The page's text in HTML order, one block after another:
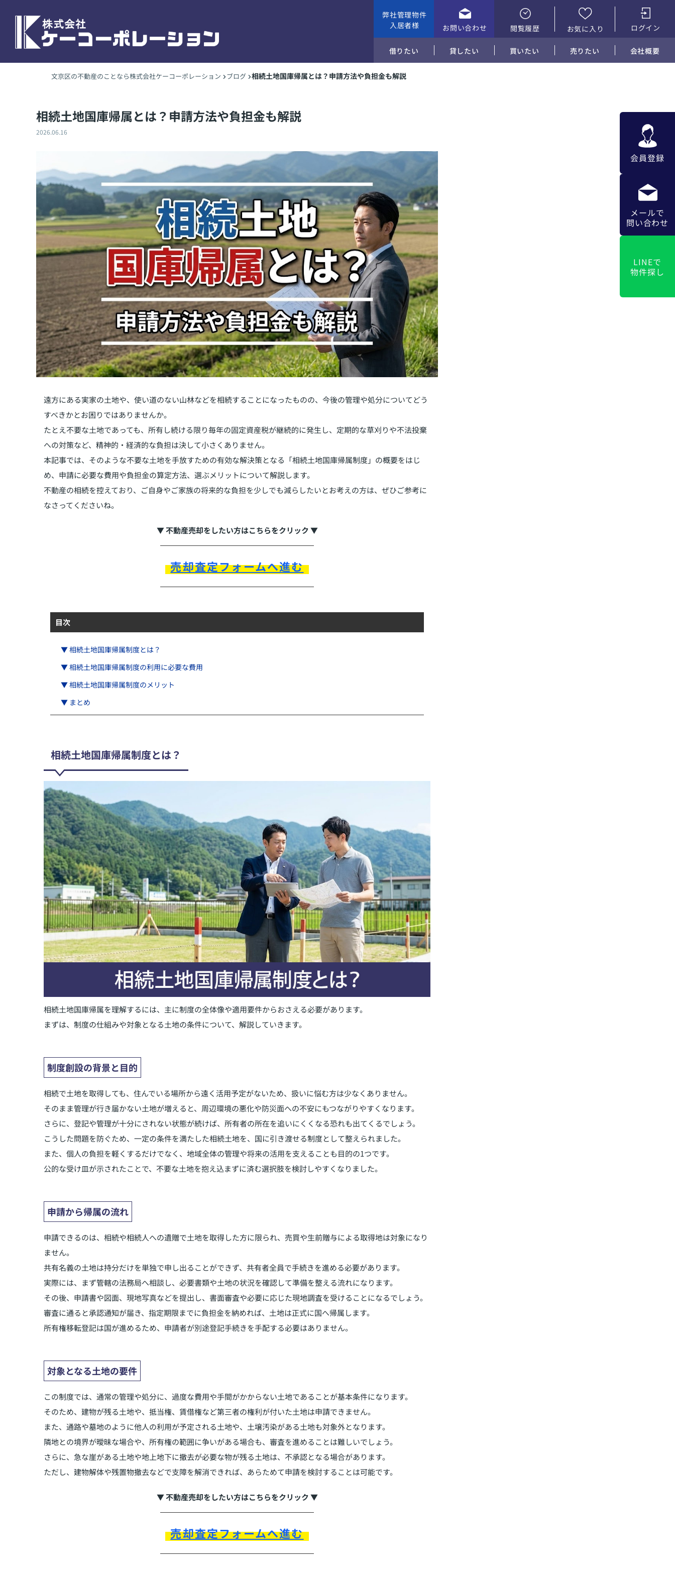
弊社管理物件
入居者様
お問い合わせ 閲覧履歴 お気に入り ログイン
借りたい 貸したい 買いたい 売りたい 会社概要
会員登録
メールで
問い合わせ
LINEで
物件探し
文京区の不動産のことなら株式会社ケーコーポレーション ブログ 相続土地国庫帰属とは？申請方法や負担金も解説
相続土地国庫帰属とは？申請方法や負担金も解説
2026.06.16
遠方にある実家の土地や、使い道のない山林などを相続することになったものの、今後の管理や処分についてどう
すべきかとお困りではありませんか。
たとえ不要な土地であっても、所有し続ける限り毎年の固定資産税が継続的に発生し、定期的な草刈りや不法投棄
への対策など、精神的・経済的な負担は決して小さくありません。
本記事では、そのような不要な土地を手放すための有効な解決策となる「相続土地国庫帰属制度」の概要をはじ
め、申請に必要な費用や負担金の算定方法、選ぶメリットについて解説します。
不動産の相続を控えており、ご自身やご家族の将来的な負担を少しでも減らしたいとお考えの方は、ぜひご参考に
なさってくださいね。
▼ 不動産売却をしたい方はこちらをクリック ▼
売却査定フォームへ進む
目次
▼ 相続土地国庫帰属制度とは？
▼ 相続土地国庫帰属制度の利用に必要な費用
▼ 相続土地国庫帰属制度のメリット
▼ まとめ
相続土地国庫帰属制度とは？
相続土地国庫帰属を理解するには、主に制度の全体像や適用要件からおさえる必要があります。
まずは、制度の仕組みや対象となる土地の条件について、解説していきます。
制度創設の背景と目的
相続で土地を取得しても、住んでいる場所から遠く活用予定がないため、扱いに悩む方は少なくありません。
そのまま管理が行き届かない土地が増えると、周辺環境の悪化や防災面への不安にもつながりやすくなります。
さらに、登記や管理が十分にされない状態が続けば、所有者の所在を追いにくくなる恐れも出てくるでしょう。
こうした問題を防ぐため、一定の条件を満たした相続土地を、国に引き渡せる制度として整えられました。
また、個人の負担を軽くするだけでなく、地域全体の管理や将来の活用を支えることも目的の1つです。
公的な受け皿が示されたことで、不要な土地を抱え込まずに済む選択肢を検討しやすくなりました。
申請から帰属の流れ
申請できるのは、相続や相続人への遺贈で土地を取得した方に限られ、売買や生前贈与による取得地は対象になり
ません。
共有名義の土地は持分だけを単独で申し出ることができず、共有者全員で手続きを進める必要があります。
実際には、まず管轄の法務局へ相談し、必要書類や土地の状況を確認して準備を整える流れになります。
その後、申請書や図面、現地写真などを提出し、書面審査や必要に応じた現地調査を受けることになるでしょう。
審査に通ると承認通知が届き、指定期限までに負担金を納めれば、土地は正式に国へ帰属します。
所有権移転登記は国が進めるため、申請者が別途登記手続きを手配する必要はありません。
対象となる土地の要件
この制度では、通常の管理や処分に、過度な費用や手間がかからない土地であることが基本条件になります。
そのため、建物が残る土地や、抵当権、賃借権など第三者の権利が付いた土地は申請できません。
また、通路や墓地のように他人の利用が予定される土地や、土壌汚染がある土地も対象外となります。
隣地との境界が曖昧な場合や、所有権の範囲に争いがある場合も、審査を進めることは難しいでしょう。
さらに、急な崖がある土地や地上地下に撤去が必要な物が残る土地は、不承認となる場合があります。
ただし、建物解体や残置物撤去などで支障を解消できれば、あらためて申請を検討することは可能です。
▼ 不動産売却をしたい方はこちらをクリック ▼
売却査定フォームへ進む